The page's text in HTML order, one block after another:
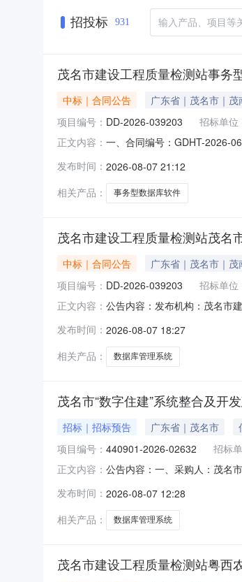
招投标 931
茂名市建设工程质量检测站事务
中标｜合同公告 广东省｜茂名市｜茂
项目编号： DD-2026-039203 招标单位
正文内容： 一、合同编号：GDHT-2026-
得科技有限公司地址：茂名市
发布时间： 2026-08-07 21:12
相关产品：
事务型数据库软件
茂名市建设工程质量检测站茂名
中标｜合同公告 广东省｜茂名市｜茂
项目编号： DD-2026-039203 招标单位
正文内容： 公告内容：发布机构：茂名市
粤南路83号大院联系方式：
发布时间： 2026-08-07 18:27
相关产品：
数据库管理系统
茂名市“数字住建”系统整合及开
招标｜招标预告 广东省｜茂名市
项目编号： 440901-2026-02632 招标
正文内容： 公告内容：一、采购人：茂名
布时间：2026-08-0711:35:55
发布时间： 2026-08-07 12:28
相关产品：
数据库管理系统
茂名市建设工程质量检测站粤西